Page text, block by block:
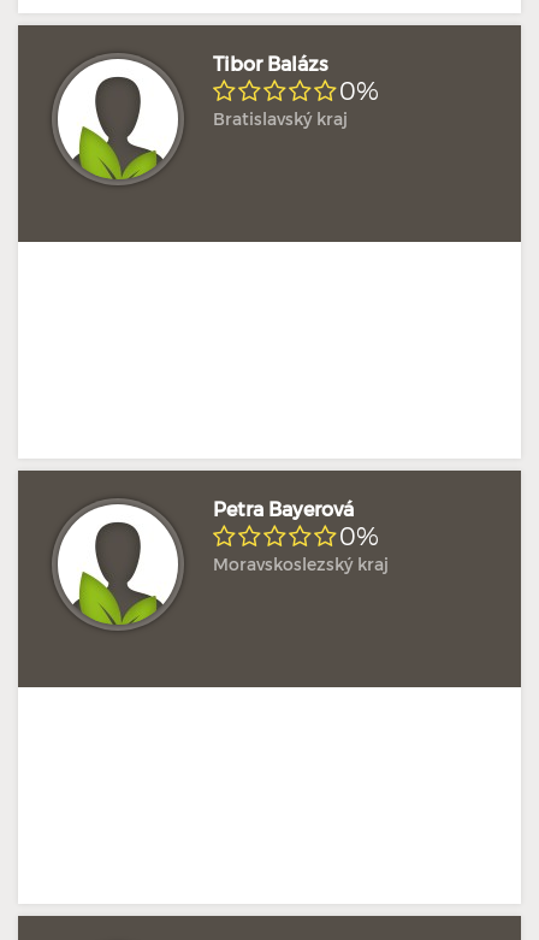
Tibor Balázs
0%
Bratislavský kraj
Petra Bayerová
0%
Moravskoslezský kraj
Doposud žádné hodnocení
Doposud žádné hodnocení Profil terapeuta